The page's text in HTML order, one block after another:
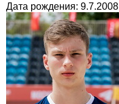
Дата рождения: 9.7.2008